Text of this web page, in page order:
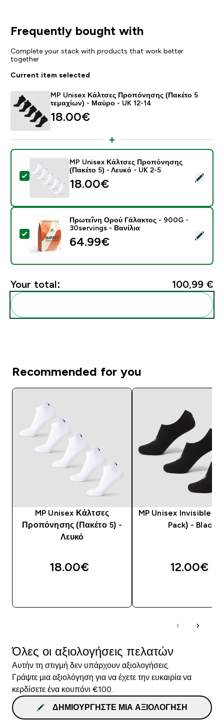
Frequently bought with
Complete your stack with products that work better
together
Current item selected
MP Unisex Κάλτσες Προπόνησης (Πακέτο 5
τεμαχίων) - Μαύρο - UK 12-14
18.00€‎
Select this product - MP Unisex Κάλτσες
MP Unisex Κάλτσες Προπόνησης
(Πακέτο 5) - Λευκό - UK 2-5
18.00€‎
Select this product - Πρωτεΐνη Ορού Γάλακτος -
Πρωτεΐνη Ορού Γάλακτος - 900G -
30servings - Βανίλια
64.99€‎
Your total: 100,99 €‎
Recommended for you
MP Unisex Κάλτσες
Προπόνησης (Πακέτο 5) -
Λευκό
18.00€‎
MP Unisex Invisible
Pack) - Black
12.00€‎
Όλες οι αξιολογήσεις πελατών
Αυτήν τη στιγμή δεν υπάρχουν αξιολογήσεις.
Γράψτε μια αξιολόγηση για να έχετε την ευκαιρία να
κερδίσετε ένα κουπόνι €100.
ΔΗΜΙΟΥΡΓΉΣΤΕ ΜΙΑ ΑΞΙΟΛΌΓΗΣΗ